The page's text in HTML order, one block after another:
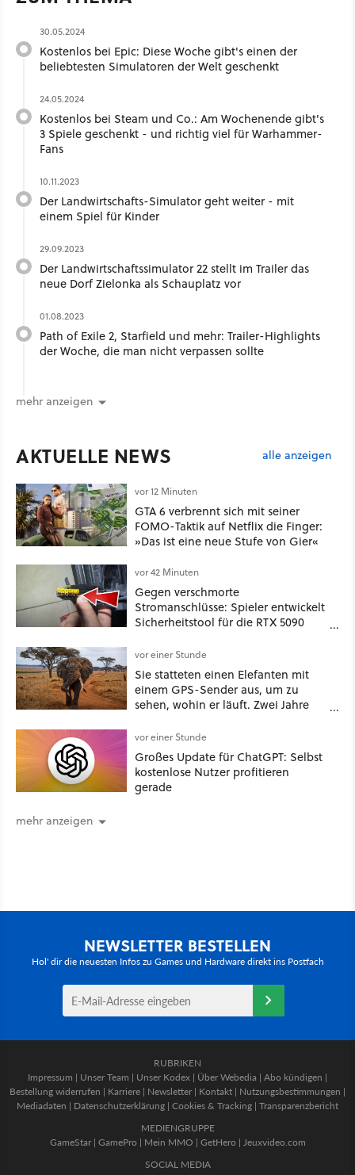
30.05.2024
Kostenlos bei Epic: Diese Woche gibt's einen der
beliebtesten Simulatoren der Welt geschenkt
24.05.2024
Kostenlos bei Steam und Co.: Am Wochenende gibt's
3 Spiele geschenkt - und richtig viel für Warhammer-
Fans
10.11.2023
Der Landwirtschafts-Simulator geht weiter - mit
einem Spiel für Kinder
29.09.2023
Der Landwirtschaftssimulator 22 stellt im Trailer das
neue Dorf Zielonka als Schauplatz vor
01.08.2023
Path of Exile 2, Starfield und mehr: Trailer-Highlights
der Woche, die man nicht verpassen sollte
mehr anzeigen
AKTUELLE NEWS alle anzeigen
vor 12 Minuten
GTA 6 verbrennt sich mit seiner
FOMO-Taktik auf Netflix die Finger:
»Das ist eine neue Stufe von Gier«
vor 42 Minuten
Gegen verschmorte
Stromanschlüsse: Spieler entwickelt
Sicherheitstool für die RTX 5090
Verfügung
vor einer Stunde
Sie statteten einen Elefanten mit
einem GPS-Sender aus, um zu
sehen, wohin er läuft. Zwei Jahre
gezeichnet, die die Menschen für
längst gelöscht hielten
vor einer Stunde
Großes Update für ChatGPT: Selbst
kostenlose Nutzer profitieren
gerade
mehr anzeigen
NEWSLETTER BESTELLEN
Hol' dir die neuesten Infos zu Games und Hardware direkt ins Postfach
RUBRIKEN
Impressum | Unser Team | Unser Kodex | Über Webedia | Abo kündigen |
Bestellung widerrufen | Karriere | Newsletter | Kontakt | Nutzungsbestimmungen |
Mediadaten | Datenschutzerklärung | Cookies & Tracking | Transparenzbericht
MEDIENGRUPPE
GameStar| GamePro | Mein MMO | GetHero | Jeuxvideo.com
SOCIAL MEDIA